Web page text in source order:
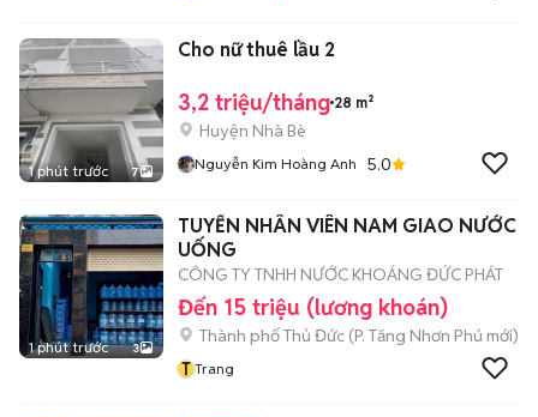
1 phút trước 7
Cho nữ thuê lầu 2
3,2 triệu/tháng 28 m²
Huyện Nhà Bè
Nguyễn Kim Hoàng Anh 5.0
1 phút trước 3
TUYỂN NHÂN VIÊN NAM GIAO NƯỚC
UỐNG
CÔNG TY TNHH NƯỚC KHOÁNG ĐỨC PHÁT
Đến 15 triệu (lương khoán)
Thành phố Thủ Đức (P. Tăng Nhơn Phú mới)
T Trang